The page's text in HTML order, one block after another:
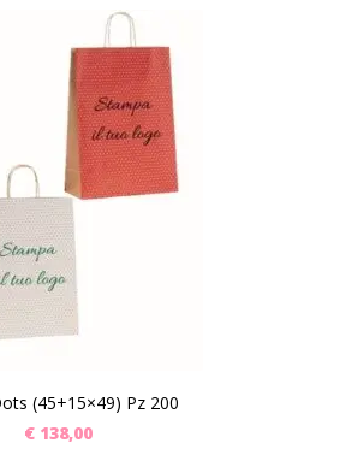
(45+15×49) Pz 200
€ 138,00